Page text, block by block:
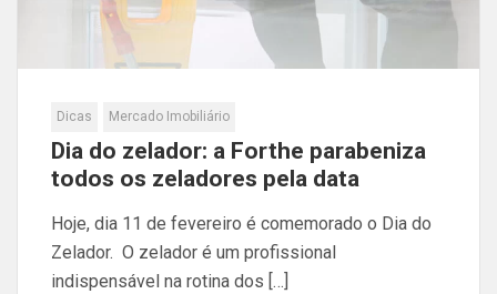
Dicas Mercado Imobiliário
Dia do zelador: a Forthe parabeniza
todos os zeladores pela data
Hoje, dia 11 de fevereiro é comemorado o Dia do
Zelador. O zelador é um profissional
indispensável na rotina dos […]